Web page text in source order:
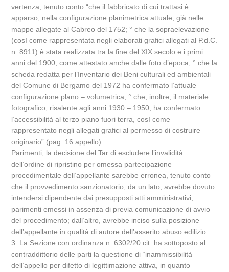
vertenza, tenuto conto “che il fabbricato di cui trattasi è
apparso, nella configurazione planimetrica attuale, già nelle
mappe allegate al Cabreo del 1752; ° che la sopraelevazione
(così come rappresentata negli elaborati grafici allegati al P.d.C.
n. 8911) è stata realizzata tra la fine del XIX secolo e i primi
anni del 1900, come attestato anche dalle foto d’epoca; ° che la
scheda redatta per l’Inventario dei Beni culturali ed ambientali
del Comune di Bergamo del 1972 ha confermato l’attuale
configurazione plano – volumetrica; ° che, inoltre, il materiale
fotografico, risalente agli anni 1930 – 1950, ha confermato
l’accessibilità al terzo piano fuori terra, così come
rappresentato negli allegati grafici al permesso di costruire
originario” (pag. 16 appello).
Parimenti, la decisione del Tar di escludere l’invalidità
dell’ordine di ripristino per omessa partecipazione
procedimentale dell’appellante sarebbe erronea, tenuto conto
che il provvedimento sanzionatorio, da un lato, avrebbe dovuto
intendersi dipendente dai presupposti atti amministrativi,
parimenti emessi in assenza di previa comunicazione di avvio
del procedimento; dall’altro, avrebbe inciso sulla posizione
dell’appellante in qualità di autore dell’asserito abuso edilizio.
3. La Sezione con ordinanza n. 6302/20 cit. ha sottoposto al
contraddittorio delle parti la questione di “inammissibilità
dell’appello per difetto di legittimazione attiva, in quanto